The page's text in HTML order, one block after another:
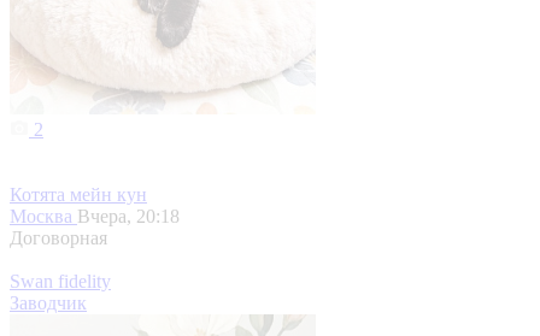
2
Котята мейн кун
Москва Вчера, 20:18
Договорная
Swan fidelity
Заводчик